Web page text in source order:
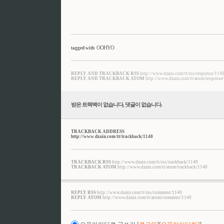
tagged with OOHYO
REPLY AND TRACKBACK RSS http://www.dzain.com/tt/rss/response/1140
REPLY AND TRACKBACK ATOM
http://www.dzain.com/tt/atom/
받은 트랙백이 없습니다, 댓글이 없습니다.
TRACKBACK ADDRESS
http://www.dzain.com/tt/trackback/1140
TRACKBACK RSS http://www.dzain.com/tt/rss/trackback/1140
TRACKBACK ATOM http://www.dzain.com/tt/atom/trackback/1140
REPLY RSS http://www.dzain.com/tt/rss/comment/1140
REPLY ATOM http://www.dzain.com/tt/atom/comment/1140